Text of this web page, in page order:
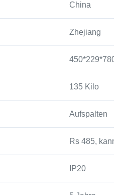
China
Zhejiang
450*229*780
135 Kilo
Aufspalten
Rs 485, kann
IP20